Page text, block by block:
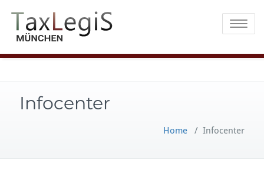
Toggle
Infocenter
Home / Infocenter